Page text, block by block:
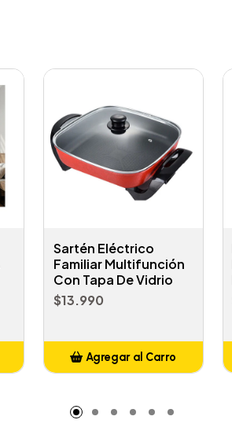
Sartén Eléctrico
Familiar Multifunción
Con Tapa De Vidrio
$13.990
Agregar al Carro